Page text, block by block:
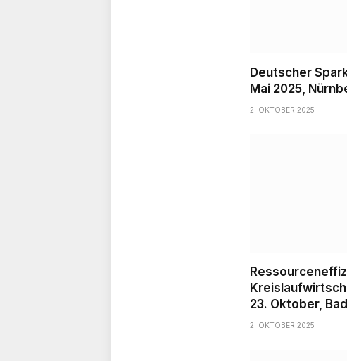
Deutscher
Mai 2025,
2. OKTOBER 2025
23. Oktober,
2. OKTOBER 2025